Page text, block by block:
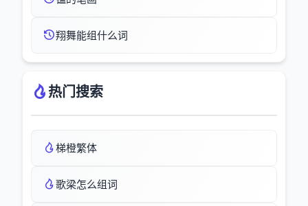
翔舞能组什么词
热门搜索
梯橙繁体
歌梁怎么组词